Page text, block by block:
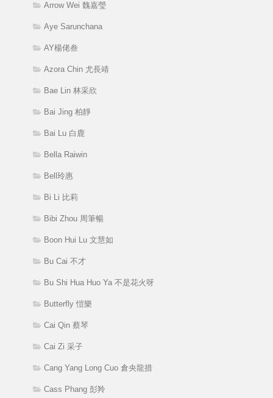
Arrow Wei 魏嘉瑩
Aye Sarunchana
AY楊佬叁
Azora Chin 尤長靖
Bae Lin 林采欣
Bai Jing 柏靜
Bai Lu 白鹿
Bella Raiwin
Bell玲惠
Bi Li 比莉
Bibi Zhou 周筆暢
Boon Hui Lu 文慧如
Bu Cai 不才
Bu Shi Hua Huo Ya 不是花火呀
Butterfly 愷樂
Cai Qin 蔡琴
Cai Zi 采子
Cang Yang Long Cuo 倉央龍措
Cass Phang 彭羚